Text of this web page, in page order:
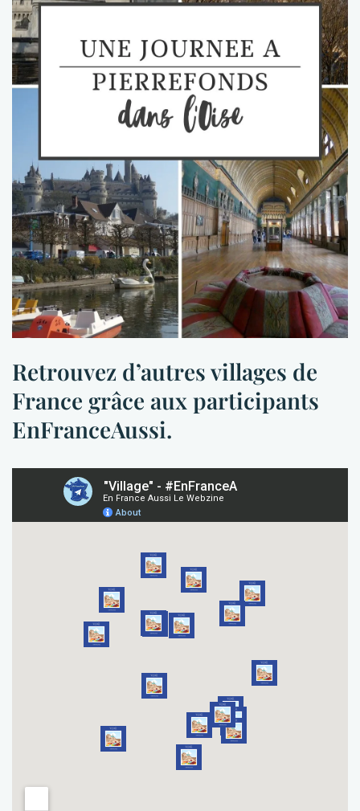
Retrouvez d’autres villages de
France grâce aux participants
EnFranceAussi.